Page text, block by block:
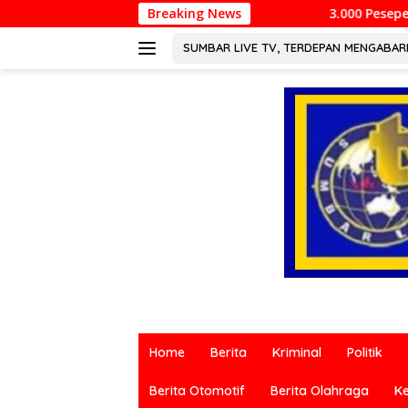
ke
Breaking News
3.000 Pesepeda Meriahkan Gowes HJK
SUMBAR LIVE TV, TERDEPAN
terkini
berbagai
Home Berita Kriminal Politik
Berita Otomotif Berita Olahraga